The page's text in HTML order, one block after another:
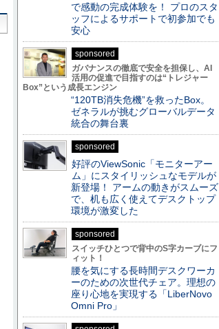
で感動の完成体験を！ プロのスタ
ッフによるサポートで初参加でも
安心
sponsored
ガバナンスの徹底で安全を担保し、AI
活用の促進で目指すのは“トレジャー
Box”という成長エンジン
“120TB消失危機”を救ったBox。
ゼネラルが挑むグローバルデータ
統合の舞台裏
sponsored
好評のViewSonic「モニターアー
ム」にスタイリッシュなモデルが
新登場！ アームの動きがスムーズ
で、机も広く使えてデスクトップ
環境が激変した
sponsored
スイッチひとつで背中のS字カーブにフ
ィット！
腰を気にする長時間デスクワーカ
ーのための次世代チェア。理想の
座り心地を実現する「LiberNovo
Omni Pro」